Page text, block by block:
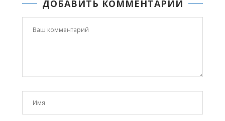
ДОБАВИТЬ КОММЕНТАРИЙ